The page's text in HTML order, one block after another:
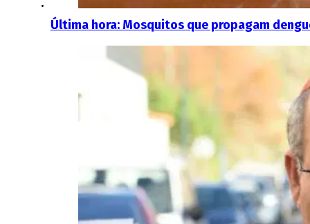
Última hora: Mosquitos que propagam